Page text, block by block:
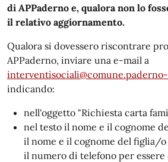
di APPaderno e, qualora non lo
il relativo aggiornamento.
Qualora si dovessero riscontrare
APPaderno, inviare una e-mail a
indicando:
nell'oggetto "Richiesta carta
nel testo il nome e il cognome
il nome e il cognome del figlia/o
il numero di telefono per